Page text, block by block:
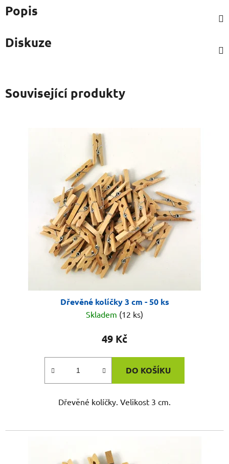
Popis
Diskuze
Související produkty
Dřevěné kolíčky 3 cm - 50 ks
Skladem (12 ks)
49 Kč
DO KOŠÍKU
Dřevěné kolíčky. Velikost 3 cm.